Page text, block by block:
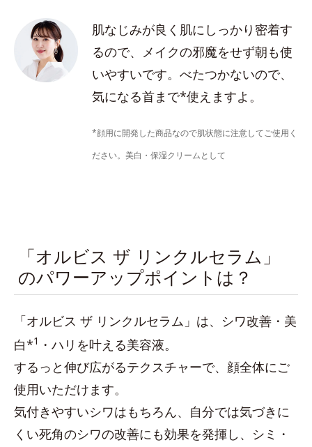
肌なじみが良く肌にしっかり密着す
るので、メイクの邪魔をせず朝も使
いやすいです。べたつかないので、
気になる首まで*使えますよ。
*顔用に開発した商品なので肌状態に注意してご使用く
ださい。美白・保湿クリームとして
「オルビス ザ リンクルセラム」
のパワーアップポイントは？
「オルビス ザ リンクルセラム」は、シワ改善・美
白*1 ・ハリを叶える美容液。
するっと伸び広がるテクスチャーで、顔全体にご
使用いただけます。
気付きやすいシワはもちろん、自分では気づきに
くい死角のシワの改善にも効果を発揮し、シミ・